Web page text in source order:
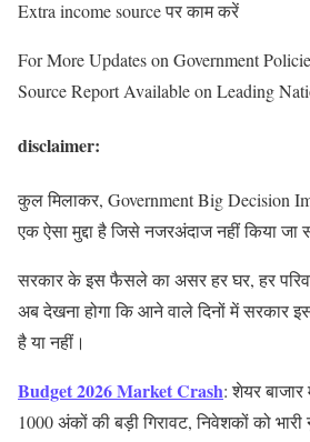
Extra income source पर काम करें
For More Updates on Government
Source Report Available on Leading
disclaimer:
कुल मिलाकर, Government Big Decision
एक ऐसा मुद्दा है जिसे नजरअंदाज नहीं किया जा
सरकार के इस फैसले का असर हर घर, हर
अब देखना होगा कि आने वाले दिनों में सरकार
है या नहीं।
Budget 2026 Market Crash: शेयर बाजार
1000 अंकों की बड़ी गिरावट, निवेशकों को